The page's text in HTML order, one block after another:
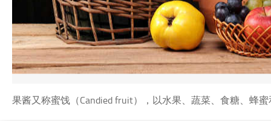
果酱又称蜜饯（Candied fruit），以水果、蔬菜、食糖、蜂